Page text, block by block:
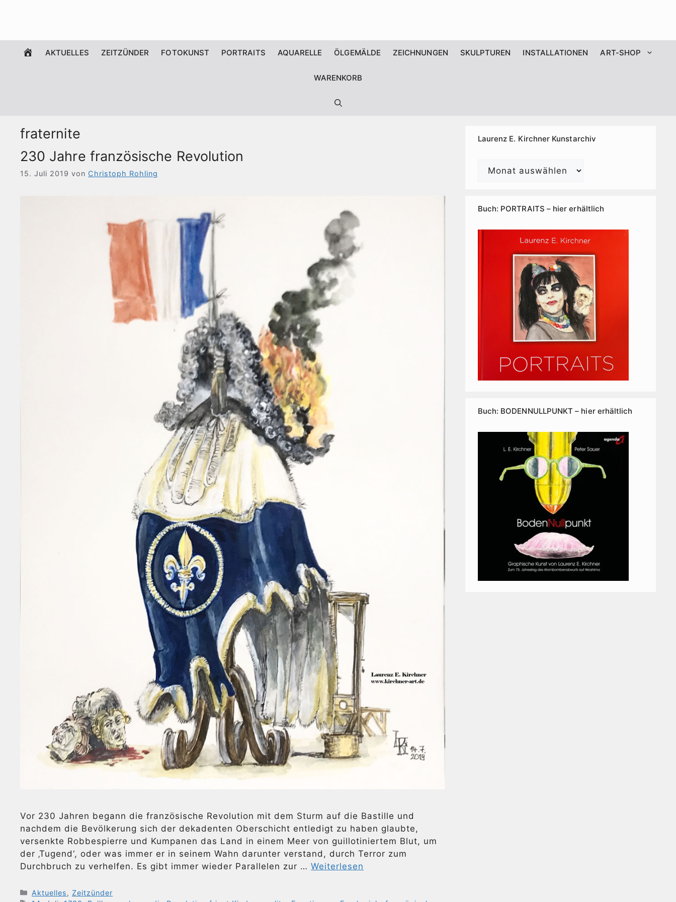
WILLKOMMEN
AKTUELLES ZEITZÜNDER FOTOKUNST PORTRAITS AQUARELLE ÖLGEMÄLDE ZEICHNUNGEN SKULPTUREN INSTALLATIONEN ART-SHOP
WARENKORB
fraternite
230 Jahre französische Revolution
15. Juli 2019 von Christoph Rohling
Vor 230 Jahren begann die französische Revolution mit dem Sturm auf die Bastille und
nachdem die Bevölkerung sich der dekadenten Oberschicht entledigt zu haben glaubte,
versenkte Robbespierre und Kumpanen das Land in einem Meer von guillotiniertem Blut, um
der ‚Tugend‘, oder was immer er in seinem Wahn darunter verstand, durch Terror zum
Durchbruch zu verhelfen. Es gibt immer wieder Parallelen zur … Weiterlesen
Kategorien
Aktuelles, Zeitzünder
Laurenz E. Kirchner Kunstarchiv
Laurenz
Buch: PORTRAITS – hier erhältlich
Buch: BODENNULLPUNKT – hier erhältlich